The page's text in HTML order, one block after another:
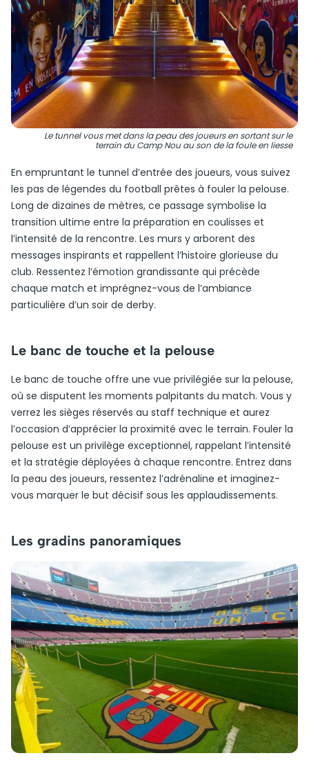
Le tunnel vous met dans la peau des joueurs en sortant sur le
terrain du Camp Nou au son de la foule en liesse
En empruntant le tunnel d’entrée des joueurs, vous suivez
les pas de légendes du football prêtes à fouler la pelouse.
Long de dizaines de mètres, ce passage symbolise la
transition ultime entre la préparation en coulisses et
l’intensité de la rencontre. Les murs y arborent des
messages inspirants et rappellent l’histoire glorieuse du
club. Ressentez l’émotion grandissante qui précède
chaque match et imprégnez-vous de l’ambiance
particulière d’un soir de derby.
Le banc de touche et la pelouse
Le banc de touche offre une vue privilégiée sur la pelouse,
où se disputent les moments palpitants du match. Vous y
verrez les sièges réservés au staff technique et aurez
l’occasion d’apprécier la proximité avec le terrain. Fouler la
pelouse est un privilège exceptionnel, rappelant l’intensité
et la stratégie déployées à chaque rencontre. Entrez dans
la peau des joueurs, ressentez l’adrénaline et imaginez-
vous marquer le but décisif sous les applaudissements.
Les gradins panoramiques